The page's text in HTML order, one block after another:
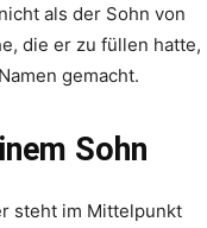
als der Sohn von
die er zu füllen hatte,
gemacht.
Sohn
steht im Mittelpunkt